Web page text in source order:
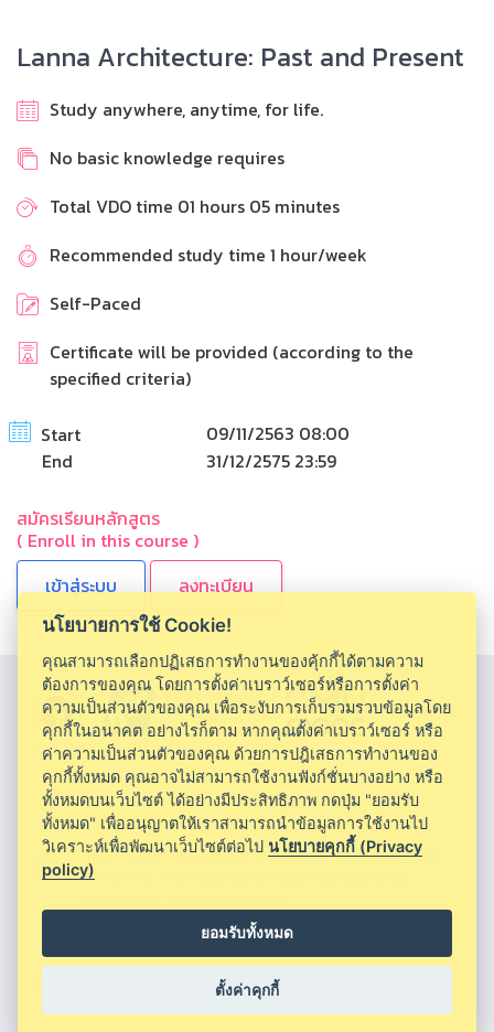
Lanna Architecture: Past and Present
Study anywhere, anytime, for life.
No basic knowledge requires
Total VDO time 01 hours 05 minutes
Recommended study time 1 hour/week
Self-Paced
Certificate will be provided (according to the
specified criteria)
Start
09/11/2563 08:00
End
31/12/2575 23:59
สมัครเรียนหลักสูตร
( Enroll in this course )
ลงทะเบียน
CMU MOOC |Chiang Mai University
Information Technology Service Center, Chiang Mai
University 239, Huay Kaew Road,Muang District,
053943855 ,053943820 ,053943856
นโยบายการใช้ Cookie!
คุณสามารถเลือกปฏิเสธการทำงานของคุ้กกี้ได้ตามความ
ต้องการของคุณ โดยการตั้งค่าเบราว์เซอร์หรือการตั้งค่า
ความเป็นส่วนตัวของคุณ เพื่อระงับการเก็บรวมรวบข้อมูลโดย
คุกกี้ในอนาคต อย่างไรก็ตาม หากคุณตั้งค่าเบราว์เซอร์ หรือ
ค่าความเป็นส่วนตัวของคุณ ด้วยการปฎิเสธการทำงานของ
คุกกี้ทั้งหมด คุณอาจไม่สามารถใช้งานฟังก์ชั่นบางอย่าง หรือ
ทั้งหมดบนเว็บไซต์ ได้อย่างมีประสิทธิภาพ กดปุ่ม "ยอมรับ
ทั้งหมด" เพื่ออนุญาตให้เราสามารถนำข้อมูลการใช้งานไป
วิเคราะห์เพื่อพัฒนาเว็บไซต์ต่อไปนโยบายคุกกี้ (Privacy
policy)
ยอมรับทั้งหมด
ตั้งค่าคุกกี้